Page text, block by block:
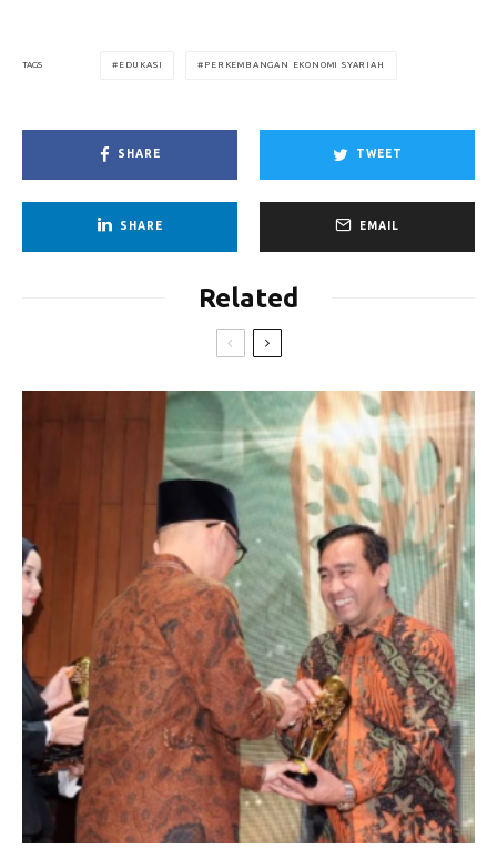
TAGS EDUKASI PERKEMBANGAN EKONOMI SYARIAH
SHARE TWEET
SHARE EMAIL
Related